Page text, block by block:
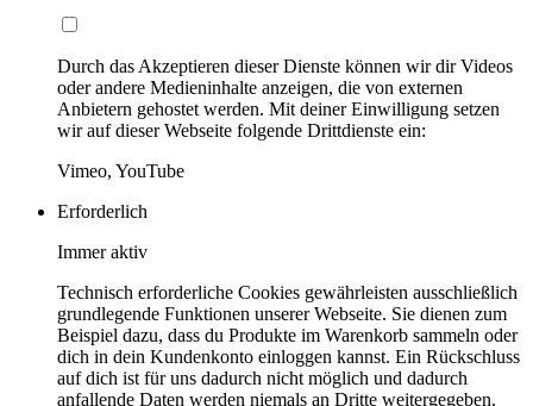
Durch das Akzeptieren dieser Dienste können wir dir Videos
oder andere Medieninhalte anzeigen, die von externen
Anbietern gehostet werden. Mit deiner Einwilligung setzen
wir auf dieser Webseite folgende Drittdienste ein:
Vimeo, YouTube
Erforderlich
Immer aktiv
Technisch erforderliche Cookies gewährleisten ausschließlich
grundlegende Funktionen unserer Webseite. Sie dienen zum
Beispiel dazu, dass du Produkte im Warenkorb sammeln oder
dich in dein Kundenkonto einloggen kannst. Ein Rückschluss
auf dich ist für uns dadurch nicht möglich und dadurch
anfallende Daten werden niemals an Dritte weitergegeben.